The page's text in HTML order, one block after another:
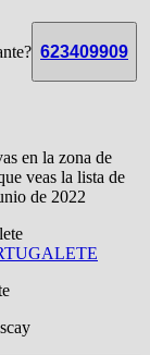
623409909
en la zona de
veas la lista de
de 2022